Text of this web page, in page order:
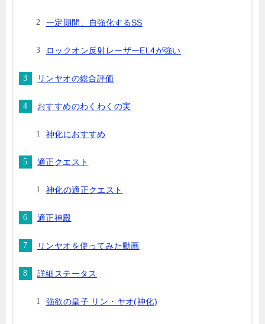
一定期間、自強化するSS
ロックオン反射レーザーEL4が強い
リンヤオの総合評価
おすすめのわくわくの実
神化におすすめ
適正クエスト
神化の適正クエスト
適正神殿
リンヤオを使ってみた動画
詳細ステータス
強欲の皇子 リン・ヤオ(神化)